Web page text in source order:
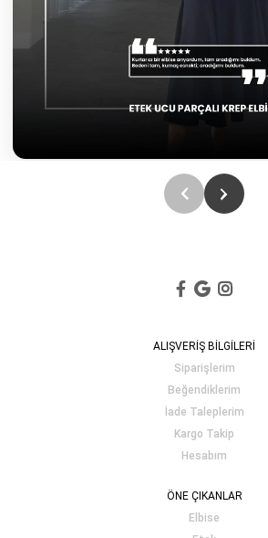
ALIŞVERİŞ BİLGİLERİ
Siparişlerim
Beğendiklerim
İade Taleplerim
Kargo Takip
Hesabım
ÖNE ÇIKANLAR
Elbise